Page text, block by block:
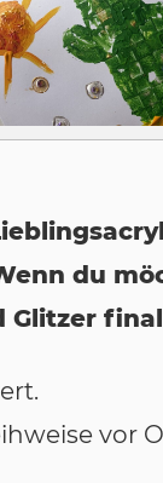
du
Glitzer
vor